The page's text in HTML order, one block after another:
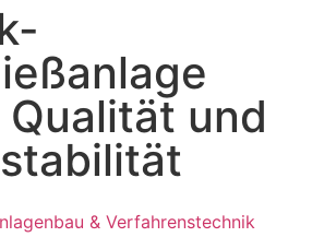
und
& Verfahrenstechnik